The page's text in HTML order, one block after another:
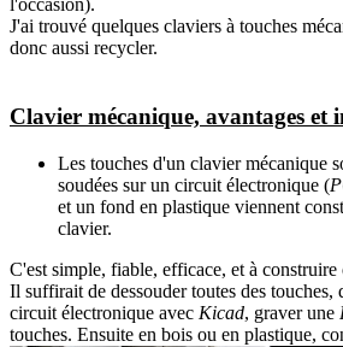
l'occasion).
J'ai trouvé quelques claviers à touches
donc aussi recycler.
Clavier mécanique, avantages et
Les touches d'un clavier mécanique
soudées sur un circuit électronique (
et un fond en plastique viennent
clavier.
C'est simple, fiable, efficace, et à construire
Il suffirait de dessouder toutes des touches,
circuit électronique avec Kicad, graver une
touches. Ensuite en bois ou en plastique,